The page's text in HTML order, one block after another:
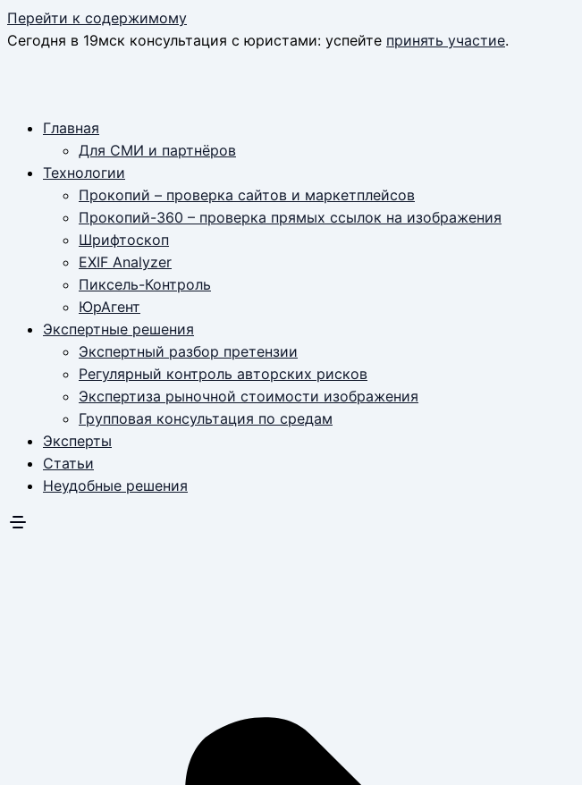
Перейти к содержимому
Сегодня в 19мск консультация с юристами: успейте принять участие.
Главная
Для СМИ и партнёров
Технологии
Прокопий – проверка сайтов и маркетплейсов
Прокопий-360 – проверка прямых ссылок на изображения
Шрифтоскоп
EXIF Analyzer
Пиксель-Контроль
ЮрАгент
Экспертные решения
Экспертный разбор претензии
Регулярный контроль авторских рисков
Экспертиза рыночной стоимости изображения
Групповая консультация по средам
Эксперты
Статьи
Неудобные решения